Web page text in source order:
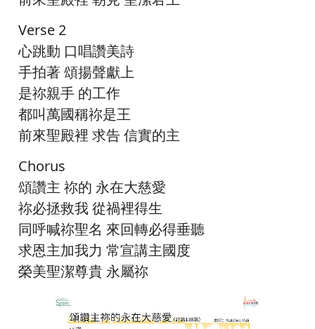
Verse 2
心跳動 口唱讚美詩
手拍著 頌揚聲獻上
是祢親手 的工作
都叫萬國稱祢是王
前來聖殿裡 求告 信實的主
Chorus
頌讚主 祢的 永在大慈愛
祢必拯救我 從禍裡得生
同呼喊祢聖名 來回轉必得垂聽
求恩主加我力 常宣講主國度
榮美聖潔尊貴 永屬祢